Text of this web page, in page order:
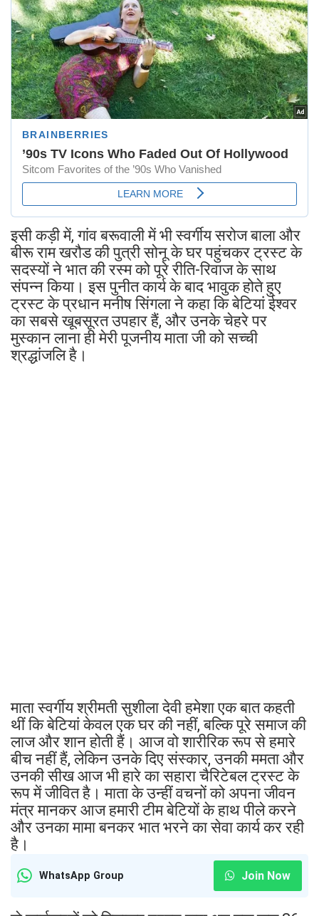
इसी कड़ी में, गांव बरूवाली में भी स्वर्गीय सरोज बाला और
बीरू राम खरौड की पुत्री सोनू के घर पहुंचकर ट्रस्ट के
सदस्यों ने भात की रस्म को पूरे रीति-रिवाज के साथ
संपन्न किया। इस पुनीत कार्य के बाद भावुक होते हुए
ट्रस्ट के प्रधान मनीष सिंगला ने कहा कि बेटियां ईश्वर
का सबसे खूबसूरत उपहार हैं, और उनके चेहरे पर
मुस्कान लाना ही मेरी पूजनीय माता जी को सच्ची
श्रद्धांजलि है।
माता स्वर्गीय श्रीमती सुशीला देवी हमेशा एक बात कहती
थीं कि बेटियां केवल एक घर की नहीं, बल्कि पूरे समाज की
लाज और शान होती हैं। आज वो शारीरिक रूप से हमारे
बीच नहीं हैं, लेकिन उनके दिए संस्कार, उनकी ममता और
उनकी सीख आज भी हारे का सहारा चैरिटेबल ट्रस्ट के
रूप में जीवित है। माता के उन्हीं वचनों को अपना जीवन
मंत्र मानकर आज हमारी टीम बेटियों के हाथ पीले करने
और उनका मामा बनकर भात भरने का सेवा कार्य कर रही
है।
WhatsApp Group Join Now